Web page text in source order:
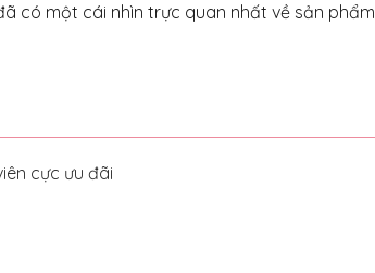
có một cái nhìn trực quan nhất về sản phẩm